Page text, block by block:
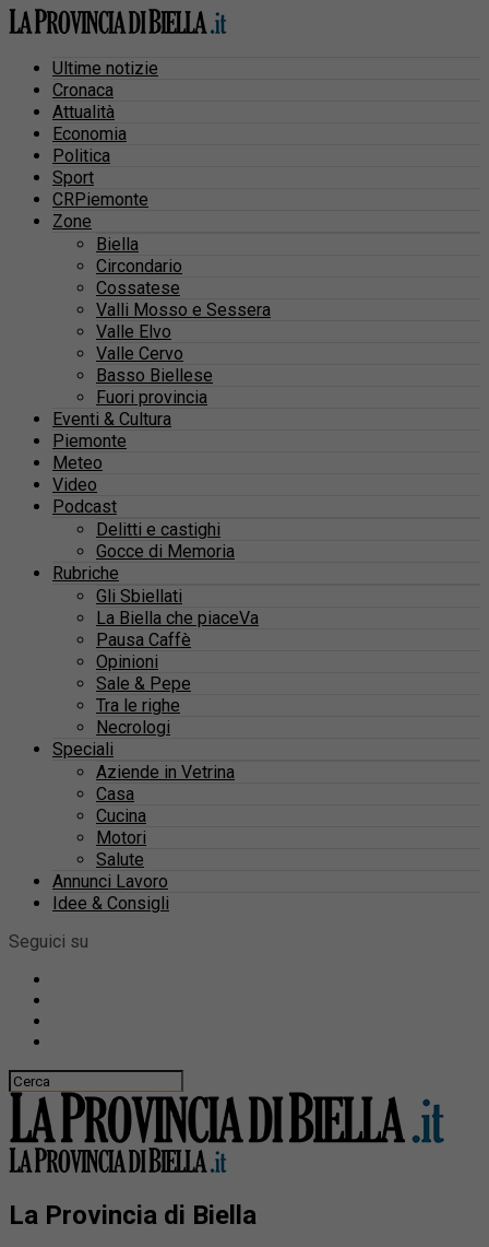
Ultime notizie
Cronaca
Attualità
Economia
Politica
Sport
CRPiemonte
Zone
Biella
Circondario
Cossatese
Valli Mosso e Sessera
Valle Elvo
Valle Cervo
Basso Biellese
Fuori provincia
Eventi & Cultura
Piemonte
Meteo
Video
Podcast
Delitti e castighi
Gocce di Memoria
Rubriche
Gli Sbiellati
La Biella che piaceVa
Pausa Caffè
Opinioni
Sale & Pepe
Tra le righe
Necrologi
Speciali
Aziende in Vetrina
Casa
Cucina
Motori
Salute
Annunci Lavoro
Idee & Consigli
Seguici su
La Provincia di Biella